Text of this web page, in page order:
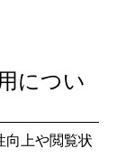
につい
向上や閲覧状